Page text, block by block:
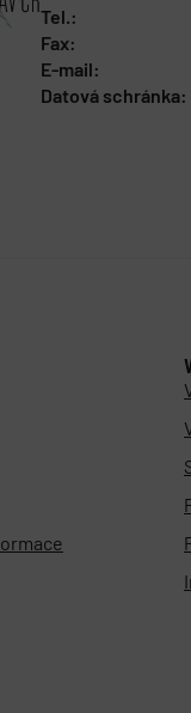
Tel.:
Fax:
E-mail:
Datová schránka: